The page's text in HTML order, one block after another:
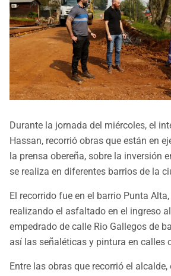
Durante la jornada del miércoles, el
Hassan, recorrió obras que están en
la prensa obereña, sobre la inversión
se realiza en diferentes barrios de la
El recorrido fue en el barrio Punta
realizando el asfaltado en el ingreso
empedrado de calle Rio Gallegos de
así las señaléticas y pintura en calles
Entre las obras que recorrió el